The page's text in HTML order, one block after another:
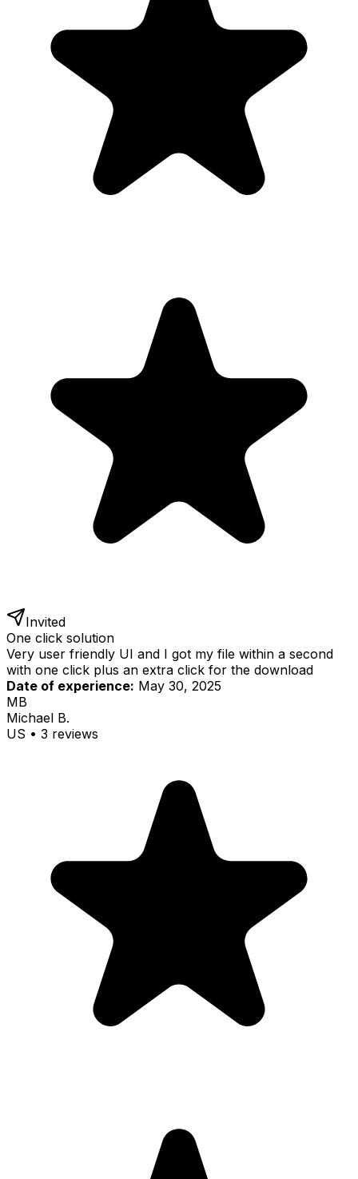
Invited
One click solution
Very user friendly UI and I got my file within a second
with one click plus an extra click for the download
Date of experience: May 30, 2025
MB
Michael B.
US • 3 reviews